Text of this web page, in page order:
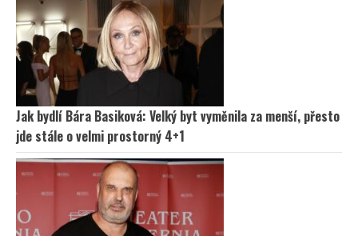
Jak bydlí Bára Basiková: Velký byt vyměnila za menší, přesto
jde stále o velmi prostorný 4+1